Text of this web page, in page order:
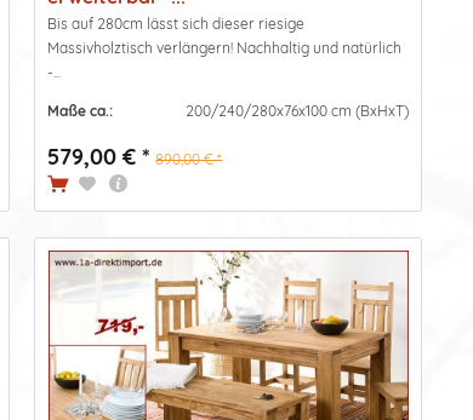
Bis auf 280cm lässt sich dieser riesige
Massivholztisch verlängern! Nachhaltig und natürlich
-...
Maße ca.: 200/240/280x76x100 cm (BxHxT)
579,00 € * 890,00 € *